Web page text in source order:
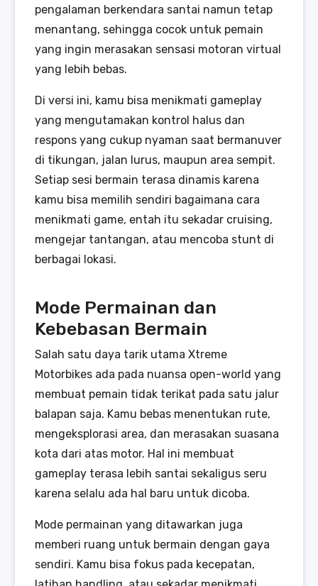
pengalaman berkendara santai namun tetap
menantang, sehingga cocok untuk pemain
yang ingin merasakan sensasi motoran virtual
yang lebih bebas.
Di versi ini, kamu bisa menikmati gameplay
yang mengutamakan kontrol halus dan
respons yang cukup nyaman saat bermanuver
di tikungan, jalan lurus, maupun area sempit.
Setiap sesi bermain terasa dinamis karena
kamu bisa memilih sendiri bagaimana cara
menikmati game, entah itu sekadar cruising,
mengejar tantangan, atau mencoba stunt di
berbagai lokasi.
Mode Permainan dan
Kebebasan Bermain
Salah satu daya tarik utama Xtreme
Motorbikes ada pada nuansa open-world yang
membuat pemain tidak terikat pada satu jalur
balapan saja. Kamu bebas menentukan rute,
mengeksplorasi area, dan merasakan suasana
kota dari atas motor. Hal ini membuat
gameplay terasa lebih santai sekaligus seru
karena selalu ada hal baru untuk dicoba.
Mode permainan yang ditawarkan juga
memberi ruang untuk bermain dengan gaya
sendiri. Kamu bisa fokus pada kecepatan,